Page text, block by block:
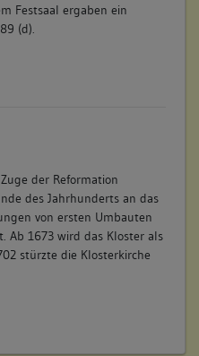
Festsaal ergaben ein
(d).
der Reformation
des Jahrhunderts an das
von ersten Umbauten
Ab 1673 wird das Kloster als
stürzte die Klosterkirche